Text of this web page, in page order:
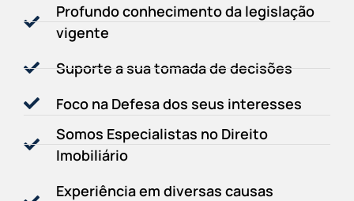
Profundo conhecimento da legislação
vigente
Suporte a sua tomada de decisões
Foco na Defesa dos seus interesses
Somos Especialistas no Direito
Imobiliário
Experiência em diversas causas